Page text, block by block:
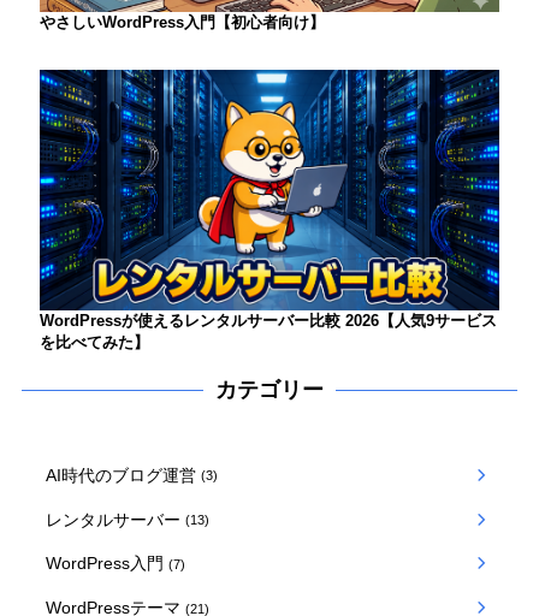
やさしいWordPress入門【初心者向け】
WordPressが使えるレンタルサーバー比較 2026【人気9サービス
を比べてみた】
カテゴリー
AI時代のブログ運営 (3)
レンタルサーバー (13)
WordPress入門 (7)
WordPressテーマ (21)